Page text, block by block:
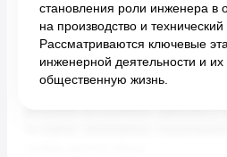
становления роли инженера в
на производство и технический
Рассматриваются ключевые
инженерной деятельности и
общественную жизнь.